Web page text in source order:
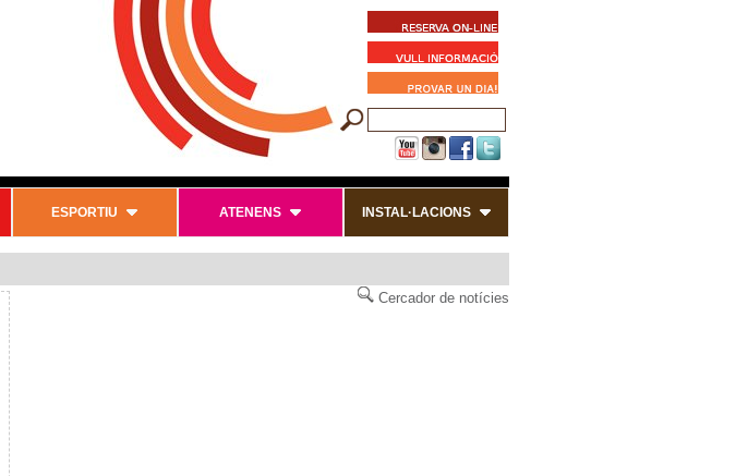
ESPORTIU ATENENS INSTAL·LACIONS
Cercador de notícies